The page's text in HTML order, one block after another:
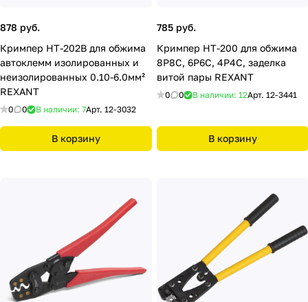
878 руб.
Кримпер HT-202В для обжима
автоклемм изолированных и
неизолированных 0.10-6.0мм²
REXANT
0 0 В наличии: 7Арт. 12-3032
В корзину
785 руб.
Кримпер HT-200 для обжима
8P8C, 6P6C, 4P4C, заделка
витой пары REXANT
0 0 В наличии: 12Арт. 12-3441
В корзину